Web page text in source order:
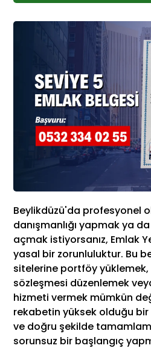
Beylikdüzü'da profesyonel
danışmanlığı yapmak ya
açmak istiyorsanız, Emlak
yasal bir zorunluluktur. Bu
sitelerine portföy yüklemek,
sözleşmesi düzenlemek
hizmeti vermek mümkün
rekabetin yüksek olduğu bir
ve doğru şekilde
sorunsuz bir başlangıç